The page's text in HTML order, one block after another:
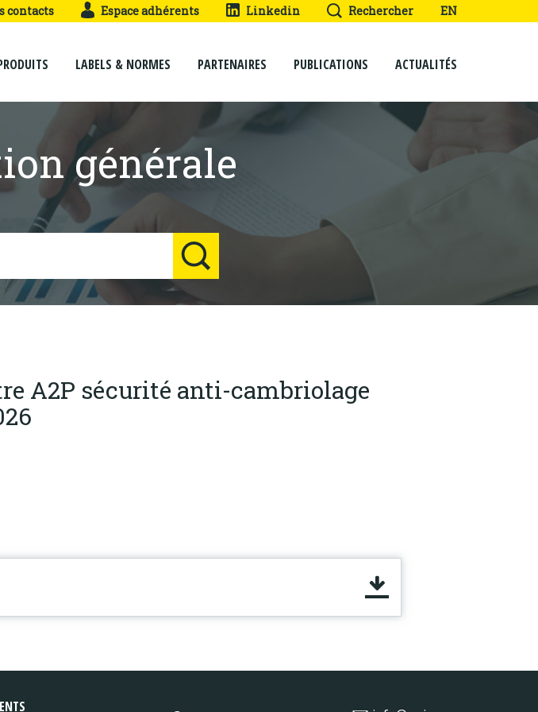
contacts Espace adhérents Linkedin Rechercher EN
LABELS & NORMES PARTENAIRES PUBLICATIONS ACTUALITÉS
générale
A2P sécurité anti-cambriolage